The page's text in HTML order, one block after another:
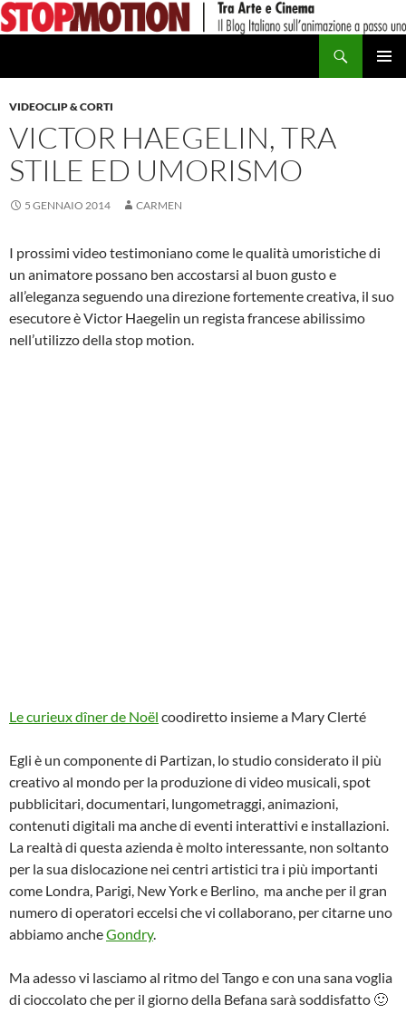
Vai
al
VIDEOCLIP & CORTI
VICTOR HAEGELIN, TRA
STILE ED UMORISMO
5 GENNAIO 2014 CARMEN
I prossimi video testimoniano come le qualità umoristiche di
un animatore possano ben accostarsi al buon gusto e
all’eleganza seguendo una direzione fortemente creativa, il suo
esecutore è Victor Haegelin un regista francese abilissimo
nell’utilizzo della stop motion.
Le curieux dîner de Noël coodiretto insieme a Mary Clerté
Egli è un componente di Partizan, lo studio considerato il più
creativo al mondo per la produzione di video musicali, spot
pubblicitari, documentari, lungometraggi, animazioni,
contenuti digitali ma anche di eventi interattivi e installazioni.
La realtà di questa azienda è molto interessante, non soltanto
per la sua dislocazione nei centri artistici tra i più importanti
come Londra, Parigi, New York e Berlino, ma anche per il gran
numero di operatori eccelsi che vi collaborano, per citarne uno
abbiamo ancheGondry.
Ma adesso vi lasciamo al ritmo del Tango e con una sana voglia
di cioccolato che per il giorno della Befana sarà soddisfatto 🙂